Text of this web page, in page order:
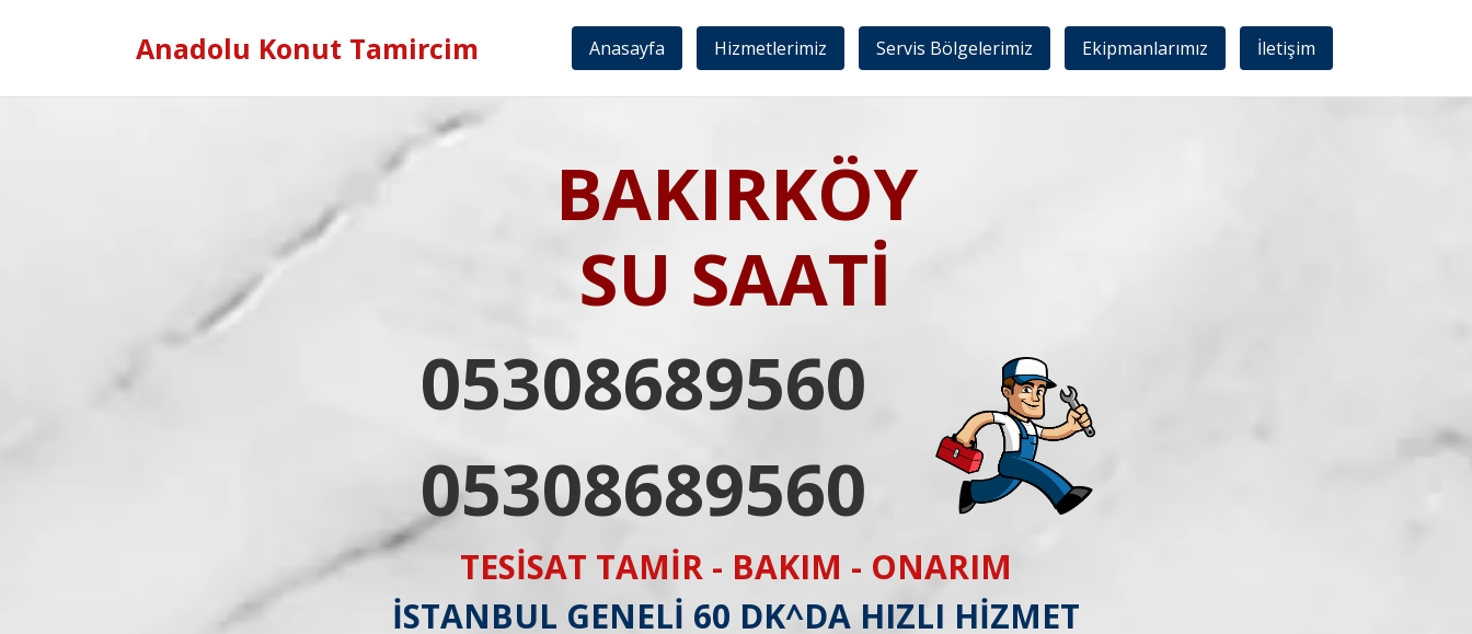
Anadolu Konut Tamircim Anasayfa Hizmetlerimiz Servis Bölgelerimiz Ekipmanlarımız İletişim
BAKIRKÖY
SU SAATİ
05308689560
05308689560
TESİSAT TAMİR - BAKIM - ONARIM
İSTANBUL GENELİ 60 DK^DA HIZLI HİZMET